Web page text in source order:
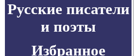
Русские писатели
и поэты
Избранное